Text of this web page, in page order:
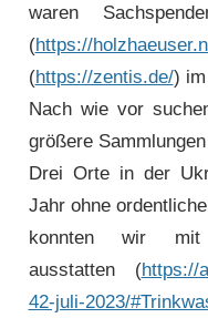
waren
(https://
(https://zentis.de/)
Nach wie vor
größere
Drei Orte in der
Jahr ohne
konnten wir mit
ausstatten (https://
42-juli-2023/